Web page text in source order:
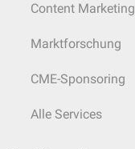
Content Marketing
Marktforschung
CME-Sponsoring
Alle Services